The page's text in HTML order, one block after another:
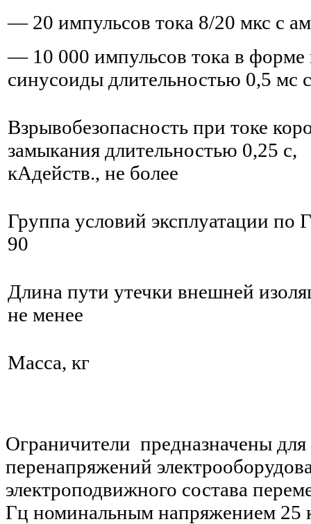
— 20 импульсов тока 8/20 мкс с
— 10 000 импульсов тока в форме
синусоиды длительностью 0,5 мс
Взрывобезопасность при токе
замыкания длительностью 0,25 с,
кАдейств., не более
Группа условий эксплуатации
90
Длина пути утечки внешней
не менее
Масса, кг
Ограничители предназначены
перенапряжений
электроподвижного состава
Гц номинальным напряжением 25